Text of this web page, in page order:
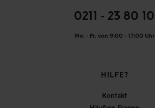
0211 - 23 80 10
Mo. - Fr. von 9:00 - 17:00 Uhr
HILFE?
Kontakt